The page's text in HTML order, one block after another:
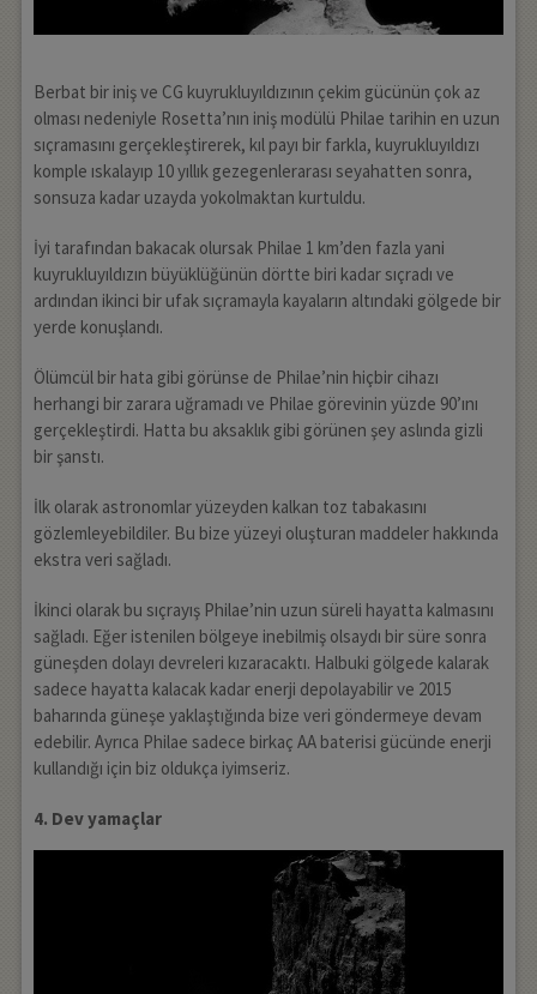
Berbat bir iniş ve CG kuyrukluyıldızının çekim gücünün çok az
olması nedeniyle Rosetta’nın iniş modülü Philae tarihin en uzun
sıçramasını gerçekleştirerek, kıl payı bir farkla, kuyrukluyıldızı
komple ıskalayıp 10 yıllık gezegenlerarası seyahatten sonra,
sonsuza kadar uzayda yokolmaktan kurtuldu.
İyi tarafından bakacak olursak Philae 1 km’den fazla yani
kuyrukluyıldızın büyüklüğünün dörtte biri kadar sıçradı ve
ardından ikinci bir ufak sıçramayla kayaların altındaki gölgede bir
yerde konuşlandı.
Ölümcül bir hata gibi görünse de Philae’nin hiçbir cihazı
herhangi bir zarara uğramadı ve Philae görevinin yüzde 90’ını
gerçekleştirdi. Hatta bu aksaklık gibi görünen şey aslında gizli
bir şanstı.
İlk olarak astronomlar yüzeyden kalkan toz tabakasını
gözlemleyebildiler. Bu bize yüzeyi oluşturan maddeler hakkında
ekstra veri sağladı.
İkinci olarak bu sıçrayış Philae’nin uzun süreli hayatta kalmasını
sağladı. Eğer istenilen bölgeye inebilmiş olsaydı bir süre sonra
güneşden dolayı devreleri kızaracaktı. Halbuki gölgede kalarak
sadece hayatta kalacak kadar enerji depolayabilir ve 2015
baharında güneşe yaklaştığında bize veri göndermeye devam
edebilir. Ayrıca Philae sadece birkaç AA baterisi gücünde enerji
kullandığı için biz oldukça iyimseriz.
4. Dev yamaçlar